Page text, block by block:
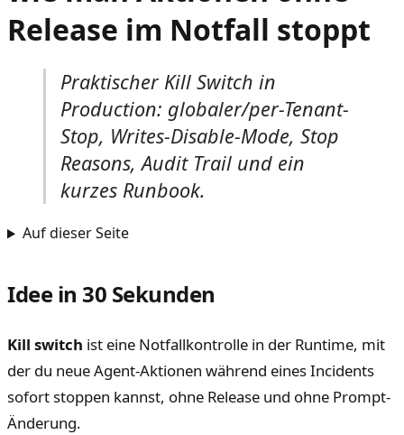
Release im Notfall stoppt
Praktischer Kill Switch in
Production: globaler/per-Tenant-
Stop, Writes-Disable-Mode, Stop
Reasons, Audit Trail und ein
kurzes Runbook.
Auf dieser Seite
Idee in 30 Sekunden
Kill switch ist eine Notfallkontrolle in der Runtime, mit
der du neue Agent-Aktionen während eines Incidents
sofort stoppen kannst, ohne Release und ohne Prompt-
Änderung.